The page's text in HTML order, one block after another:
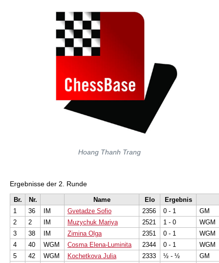
Hoang Thanh Trang
Ergebnisse der 2. Runde
Br. Nr. Name Elo
Ergebnis
1
36 IM Gvetadze Sofio 2356 0 - 1
GM
2
2 IM Muzychuk Mariya 2521 1 - 0
WGM
3
38 IM Zimina Olga 2351 0 - 1
WGM
4
40 WGM Cosma Elena-Luminita 2344 0 - 1
WGM
5
42 WGM Kochetkova Julia 2333 ½ - ½
GM